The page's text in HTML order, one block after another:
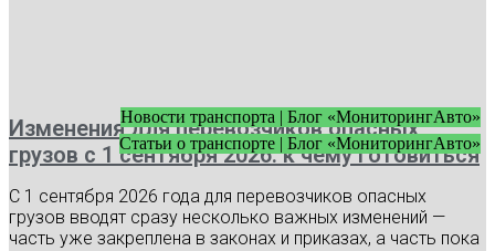
Новости транспорта | Блог «МониторингАвто»
Статьи о транспорте | Блог «МониторингАвто»
Изменения для перевозчиков опасных
грузов с 1 сентября 2026: к чему готовиться
С 1 сентября 2026 года для перевозчиков опасных
грузов вводят сразу несколько важных изменений —
часть уже закреплена в законах и приказах, а часть пока